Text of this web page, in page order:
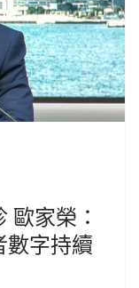
歐家榮：
數字持續